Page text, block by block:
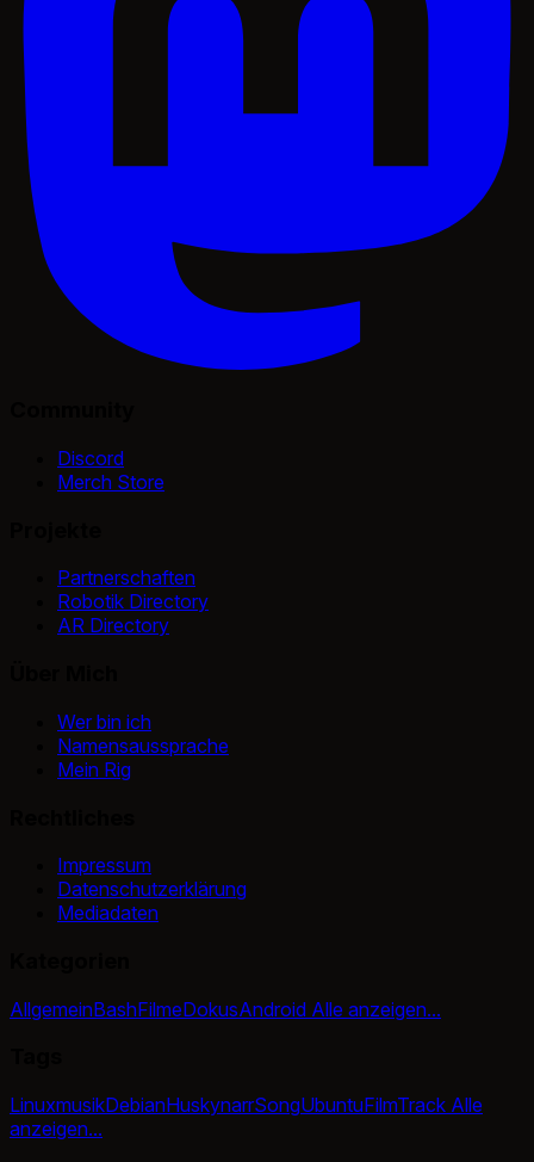
Discord
Merch Store
Partnerschaften
Robotik Directory
AR Directory
Wer bin ich
Namensaussprache
Mein Rig
Impressum
Datenschutzerklärung
Mediadaten
AllgemeinBashFilmeDokusAndroid Alle anzeigen...
LinuxmusikDebianHuskynarrSongUbuntuFilmTrack Alle
anzeigen...